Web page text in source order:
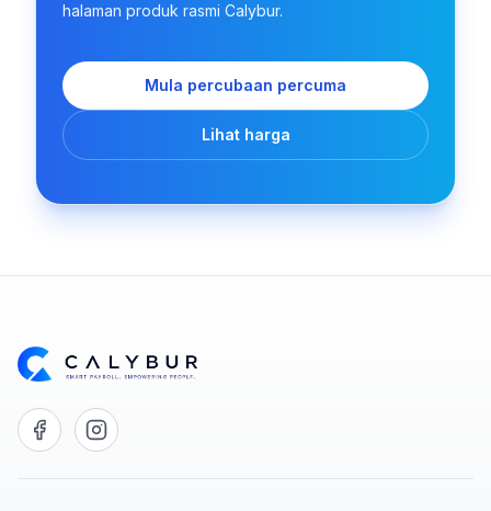
halaman produk rasmi Calybur.
Mula percubaan percuma
Lihat harga